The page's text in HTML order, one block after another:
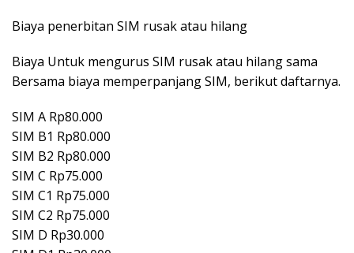
Biaya penerbitan SIM rusak atau hilang
Biaya Untuk mengurus SIM rusak atau hilang sama
Bersama biaya memperpanjang SIM, berikut daftarnya.
SIM A Rp80.000
SIM B1 Rp80.000
SIM B2 Rp80.000
SIM C Rp75.000
SIM C1 Rp75.000
SIM C2 Rp75.000
SIM D Rp30.000